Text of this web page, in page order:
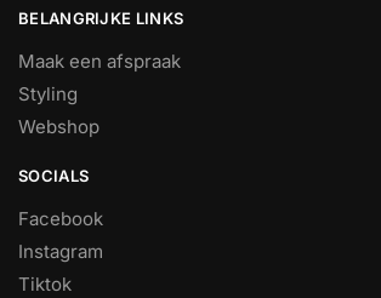
BELANGRIJKE LINKS
Maak een afspraak
Styling
Webshop
SOCIALS
Facebook
Instagram
Tiktok